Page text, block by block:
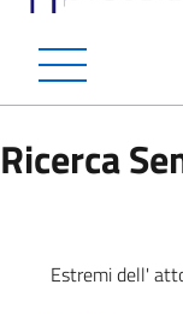
Ricerca
Estremi dell'